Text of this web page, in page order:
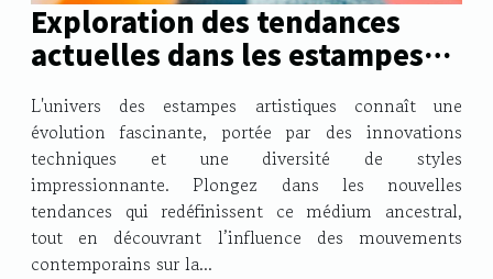
Exploration des tendances
actuelles dans les estampes
artistiques
L'univers des estampes artistiques connaît une
évolution fascinante, portée par des innovations
techniques et une diversité de styles
impressionnante. Plongez dans les nouvelles
tendances qui redéfinissent ce médium ancestral,
tout en découvrant l’influence des mouvements
contemporains sur la...